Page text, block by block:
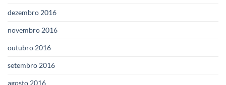
dezembro 2016
novembro 2016
outubro 2016
setembro 2016
agosto 2016